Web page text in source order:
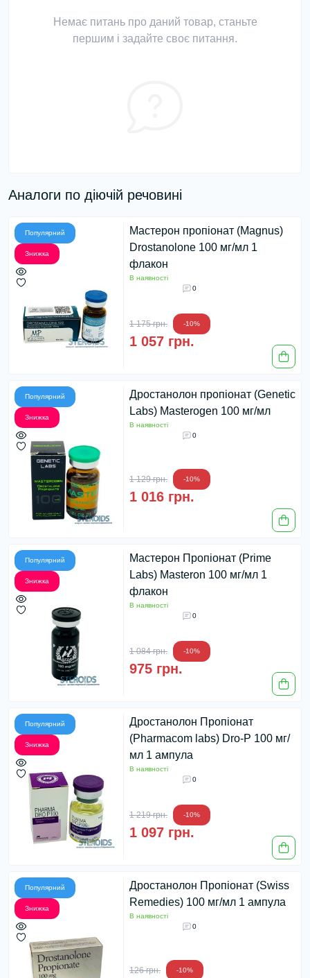
Немає питань про даний товар, станьте
першим і задайте своє питання.
Аналоги по діючій речовині
Популярний
Знижка
Мастерон пропіонат (Magnus)
Drostanolone 100 мг/мл 1
флакон
В наявності
0
1 175 грн. -10%
1 057 грн.
Популярний
Знижка
Дростанолон пропіонат (Genetic
Labs) Masterogen 100 мг/мл
В наявності
0
1 129 грн. -10%
1 016 грн.
Популярний
Знижка
Мастерон Пропіонат (Prime
Labs) Masteron 100 мг/мл 1
флакон
В наявності
0
1 084 грн. -10%
975 грн.
Популярний
Знижка
Дростанолон Пропіонат
(Pharmacom labs) Dro-P 100 мг/
мл 1 ампула
В наявності
0
1 219 грн. -10%
1 097 грн.
Популярний
Знижка
Дростанолон Пропіонат (Swiss
Remedies) 100 мг/мл 1 ампула
В наявності
0
126 грн. -10%